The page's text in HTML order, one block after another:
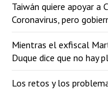
Taiwán quiere apoyar a
Coronavirus, pero
Mientras el exfiscal
Duque dice que no hay
Los retos y los